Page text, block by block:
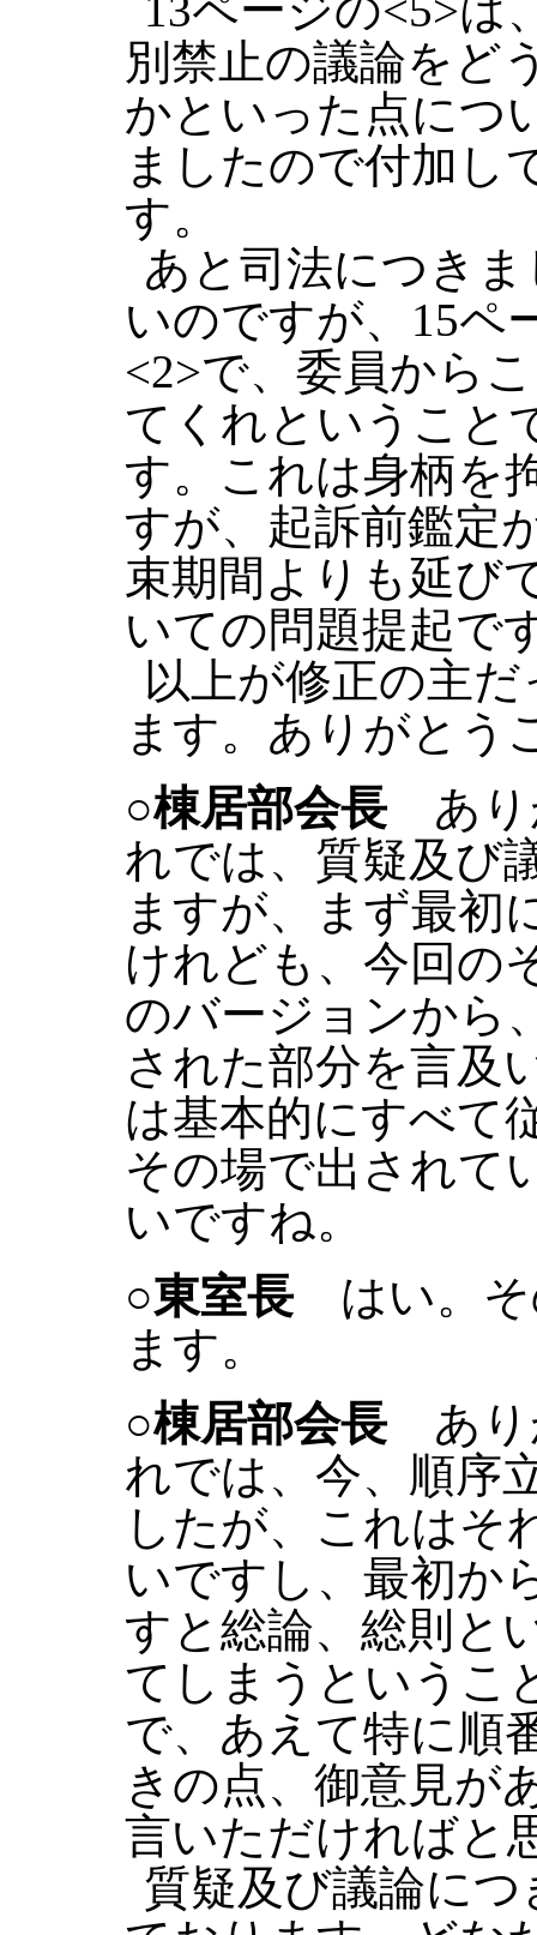
別禁止の議論をど
かといった点につ
ましたので付加し
す。
あと司法につき
いのですが、15ペ
<2>で、委員から
てくれということ
す。これは身柄を
すが、起訴前鑑定
束期間よりも延び
いての問題提起で
以上が修正の主
ます。ありがとう
○棟居部会長あり
れでは、質疑及び
ますが、まず最初
けれども、今回の
のバージョンから
された部分を言及
は基本的にすべて
その場で出されて
いですね。
○東室長はい。そ
ます。
○棟居部会長あり
れでは、今、順序
したが、これはそ
いですし、最初か
すと総論、総則と
てしまうというこ
で、あえて特に順
きの点、御意見が
言いただければと
質疑及び議論に